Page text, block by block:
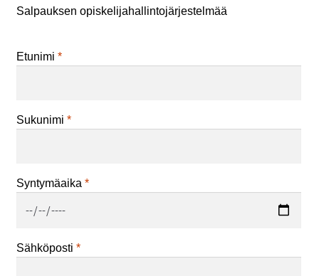
Salpauksen opiskelijahallintojärjestelmää
Etunimi *
Sukunimi *
Syntymäaika *
Sähköposti *